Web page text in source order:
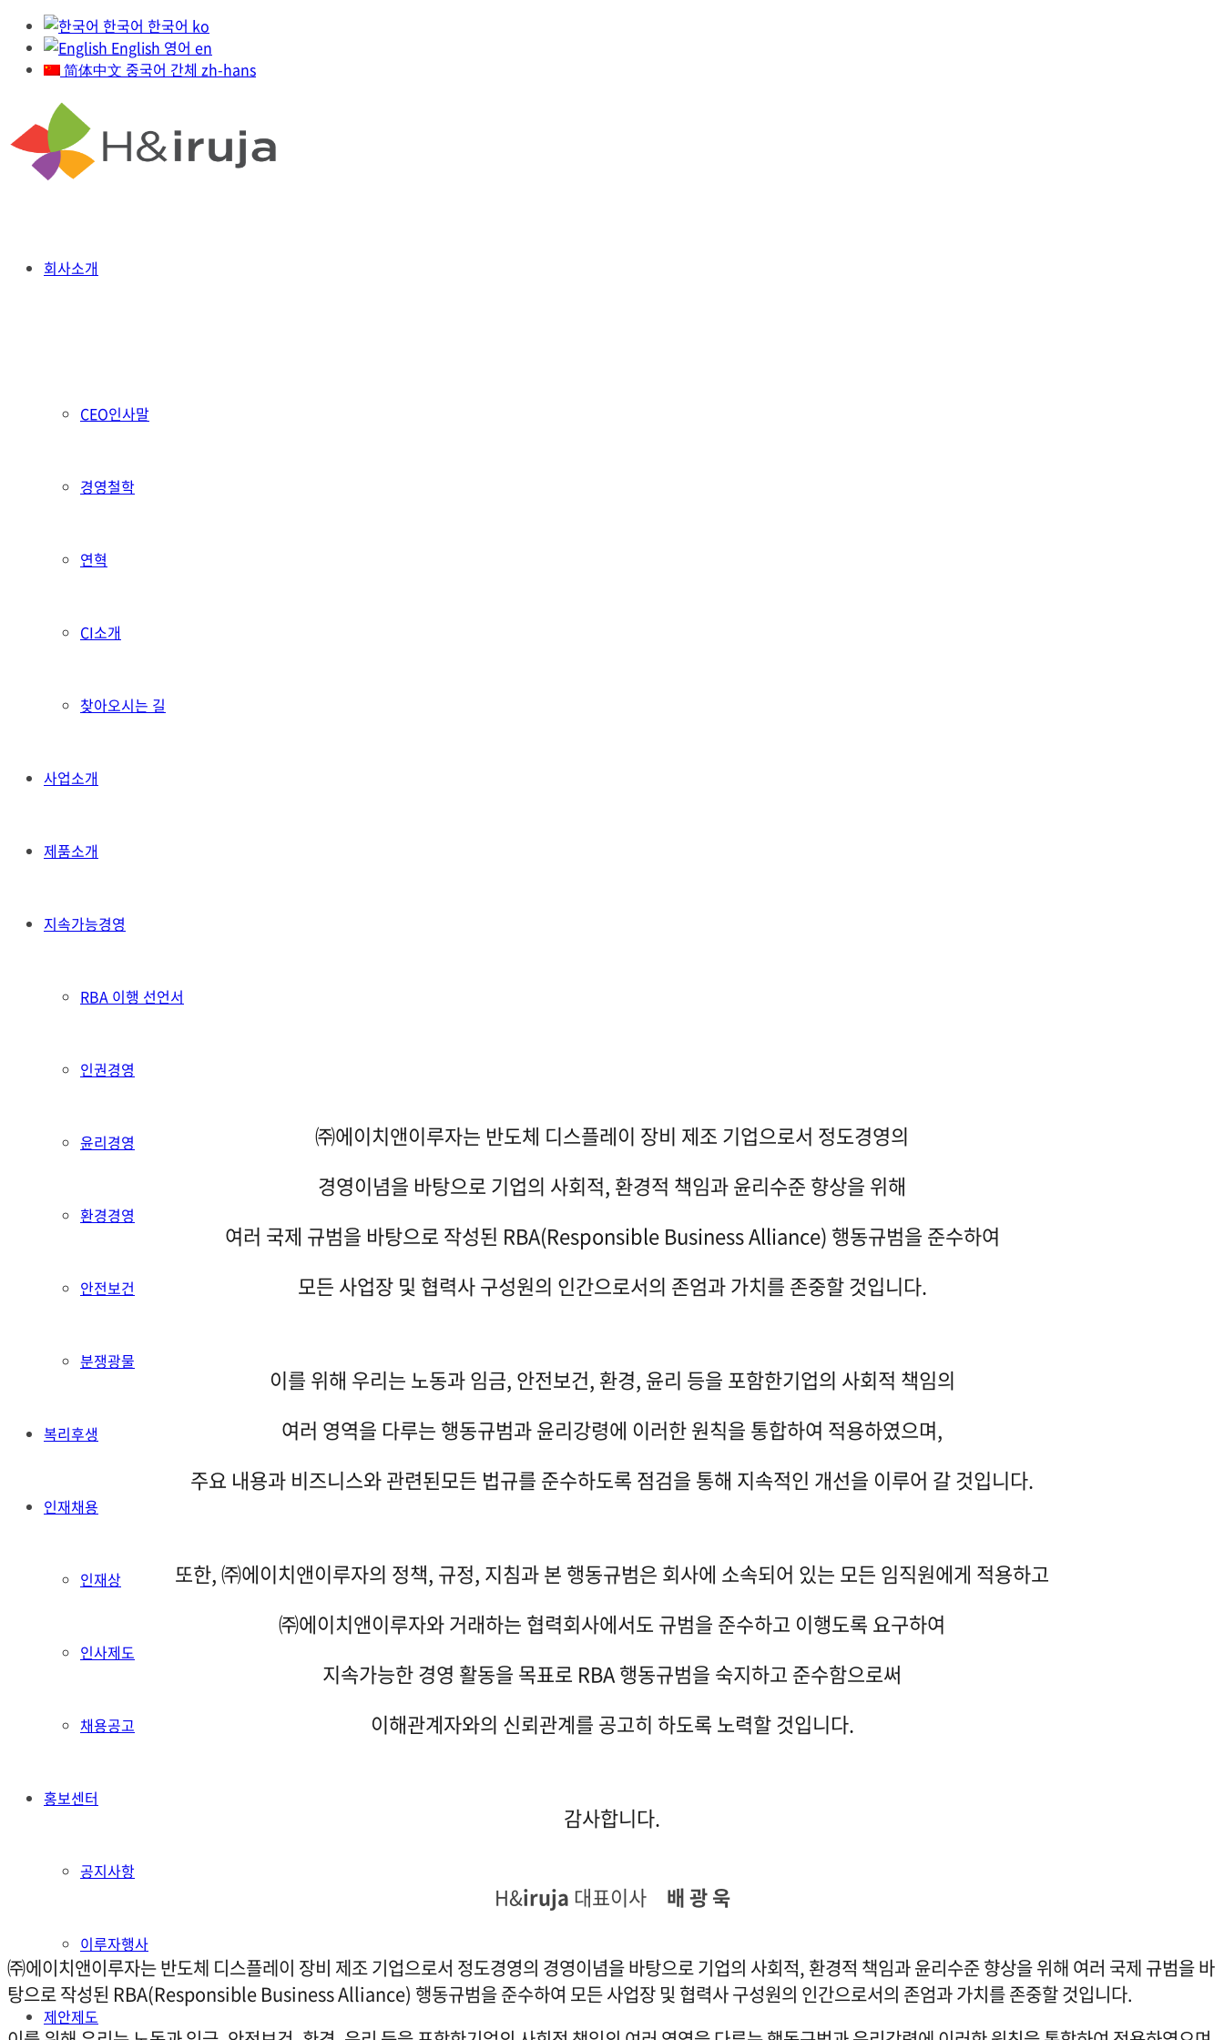
한국어 한국어 ko
English 영어 en
简体中文 중국어 간체 zh-hans
회사소개
CEO인사말
경영철학
연혁
CI소개
찾아오시는 길
사업소개
제품소개
지속가능경영
RBA 이행 선언서
인권경영
윤리경영
환경경영
안전보건
분쟁광물
복리후생
인재채용
인재상
인사제도
채용공고
홍보센터
공지사항
이루자행사
제안제도
㈜에이치앤이루자는 반도체 디스플레이 장비 제조 기업으로서 정도경영의
경영이념을 바탕으로 기업의 사회적, 환경적 책임과 윤리수준 향상을 위해
여러 국제 규범을 바탕으로 작성된 RBA(Responsible Business Alliance) 행동규범을 준수하여
모든 사업장 및 협력사 구성원의 인간으로서의 존엄과 가치를 존중할 것입니다.
이를 위해 우리는 노동과 임금, 안전보건, 환경, 윤리 등을 포함한기업의 사회적 책임의
여러 영역을 다루는 행동규범과 윤리강령에 이러한 원칙을 통합하여 적용하였으며,
주요 내용과 비즈니스와 관련된모든 법규를 준수하도록 점검을 통해 지속적인 개선을 이루어 갈 것입니다.
또한, ㈜에이치앤이루자의 정책, 규정, 지침과 본 행동규범은 회사에 소속되어 있는 모든 임직원에게 적용하고
㈜에이치앤이루자와 거래하는 협력회사에서도 규범을 준수하고 이행도록 요구하여
지속가능한 경영 활동을 목표로 RBA 행동규범을 숙지하고 준수함으로써
이해관계자와의 신뢰관계를 공고히 하도록 노력할 것입니다.
감사합니다.
H&iruja 대표이사 배 광 욱
㈜에이치앤이루자는 반도체 디스플레이 장비 제조 기업으로서 정도경영의 경영이념을 바탕으로 기업의 사회적, 환경적 책임과 윤리수준 향상을 위해 여러 국제 규범을 바
탕으로 작성된 RBA(Responsible Business Alliance) 행동규범을 준수하여 모든 사업장 및 협력사 구성원의 인간으로서의 존엄과 가치를 존중할 것입니다.